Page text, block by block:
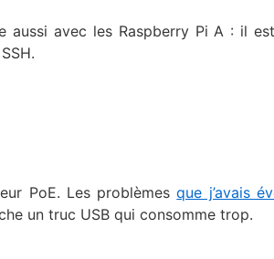
aussi avec les Raspberry Pi A : il
PoE. Les problèmesque j’avais
un truc USB qui consomme trop.